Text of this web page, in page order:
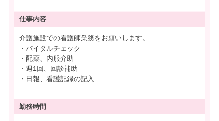
仕事内容
介護施設での看護師業務をお願いします。
・バイタルチェック
・配薬、内服介助
・週1回、回診補助
・日報、看護記録の記入
勤務時間